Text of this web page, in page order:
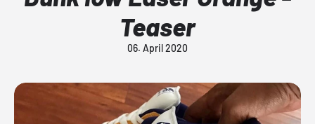
Teaser
06. April 2020